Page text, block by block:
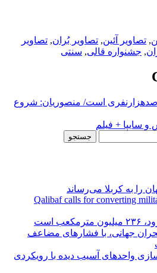
, تصاویر آئین, تصاویر بُران, تصاویر
, جشنواره قالی, سنتی
صدهزارنفری است/ منصوریان: شروع
سایپا + فیلم
را به کربلا می‌رساند
Qalibaf calls for converting
است
بحران جهانی، با فشارهای مضاعف
واحدهای آسیب دیده با رویکردی